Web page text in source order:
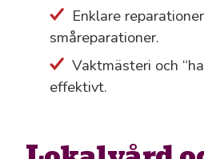
Enklare
småreparationer.
Vaktmästeri och
effektivt.